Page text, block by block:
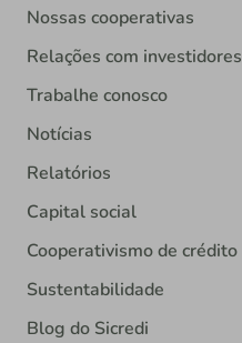
Nossas cooperativas
Relações com investidores
Trabalhe conosco
Notícias
Relatórios
Capital social
Cooperativismo de crédito
Sustentabilidade
Blog do Sicredi